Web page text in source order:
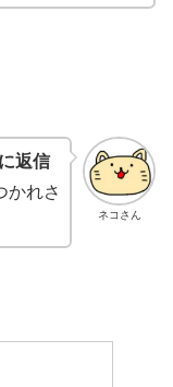
ネコさん
返信
かれさ